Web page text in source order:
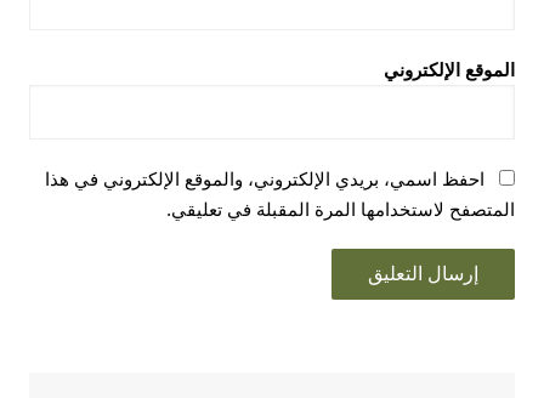
الموقع الإلكتروني
احفظ اسمي، بريدي الإلكتروني، والموقع الإلكتروني في هذا
المتصفح لاستخدامها المرة المقبلة في تعليقي.